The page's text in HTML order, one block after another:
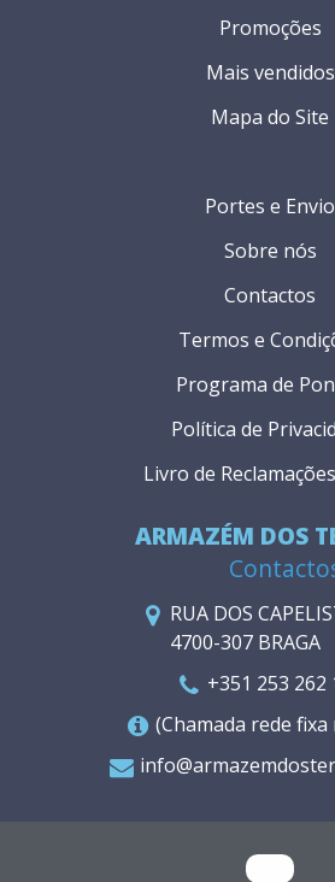
ARMAZÉM DOS
RUA DOS
4700-307 BRAGA
+351 253 262
(Chamada rede fixa
Portes e Envio
Sobre nós
Contactos
Termos e
Programa de
Política de
Livro de
Promoções
Mais vendidos
Mapa do Site